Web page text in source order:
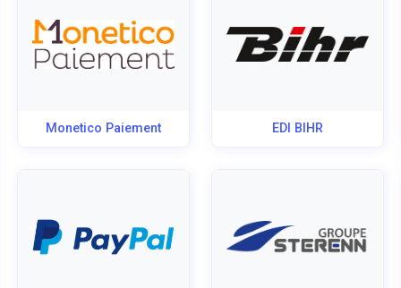
Monetico Paiement EDI BIHR